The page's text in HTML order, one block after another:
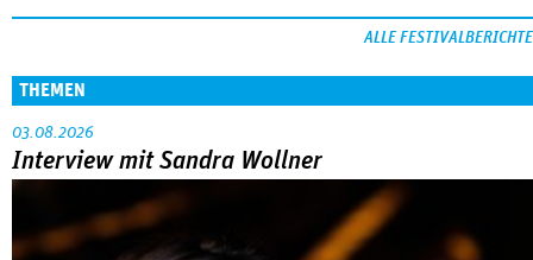
ALLE FESTIVALBERICHTE
THEMEN
03.08.2026
Interview mit Sandra Wollner